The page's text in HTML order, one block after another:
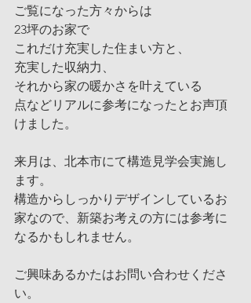
ご覧になった方々からは
23坪のお家で
これだけ充実した住まい方と、
充実した収納力、
それから家の暖かさを叶えている
点などリアルに参考になったとお声頂
けました。
来月は、北本市にて構造見学会実施し
ます。
構造からしっかりデザインしているお
家なので、新築お考えの方には参考に
なるかもしれません。
ご興味あるかたはお問い合わせくださ
い。